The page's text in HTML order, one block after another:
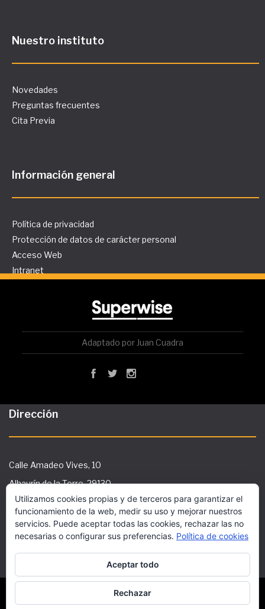
Este sitio utiliza cookies funcionales y scripts
externos para mejorar tu experiencia.
Nuestro instituto
Novedades
Preguntas frecuentes
Cita Previa
Información general
Política de privacidad
Protección de datos de carácter personal
Acceso Web
Intranet
Adaptado por Juan Cuadra
Dirección
Calle Amadeo Vives, 10
Alhaurín de la Torre, 29130
Tlf: 951 29 36 91
secretaria@ies-galileo.com
Copyright © 2018 Superwise Elementary School WordPress
Utilizamos cookies propias y de terceros para garantizar el
funcionamiento de la web, medir su uso y mejorar nuestros
servicios. Puede aceptar todas las cookies, rechazar las no
necesarias o configurar sus preferencias. Política de cookies
Aceptar todo
Rechazar